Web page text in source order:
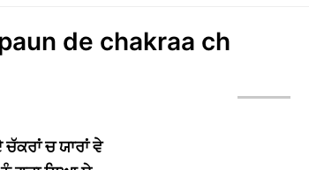
de chakraa ch
ਚ ਯਾਰਾਂ ਵੇ